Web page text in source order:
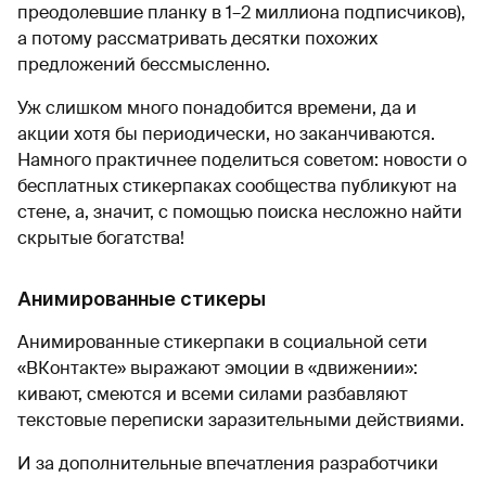
преодолевшие планку в 1–2 миллиона подписчиков),
а потому рассматривать десятки похожих
предложений бессмысленно.
Уж слишком много понадобится времени, да и
акции хотя бы периодически, но заканчиваются.
Намного практичнее поделиться советом: новости о
бесплатных стикерпаках сообщества публикуют на
стене, а, значит, с помощью поиска несложно найти
скрытые богатства!
Анимированные стикеры
Анимированные стикерпаки в социальной сети
«ВКонтакте» выражают эмоции в «движении»:
кивают, смеются и всеми силами разбавляют
текстовые переписки заразительными действиями.
И за дополнительные впечатления разработчики